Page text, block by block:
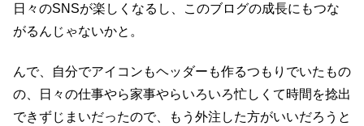
日々のSNSが楽しくなるし、このブログの成長にもつな
がるんじゃないかと。
んで、自分でアイコンもヘッダーも作るつもりでいたもの
の、日々の仕事やら家事やらいろいろ忙しくて時間を捻出
できずじまいだったので、もう外注した方がいいだろうと